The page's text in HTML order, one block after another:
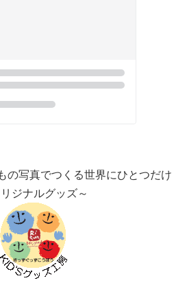
の写真でつくる世界にひとつだけ
ジナルグッズ～